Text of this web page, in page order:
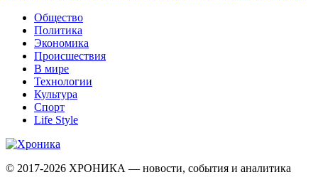
Общество
Политика
Экономика
Происшествия
В мире
Технологии
Культура
Спорт
Life Style
© 2017-2026 ХРОНИКА — новости, события и аналитика